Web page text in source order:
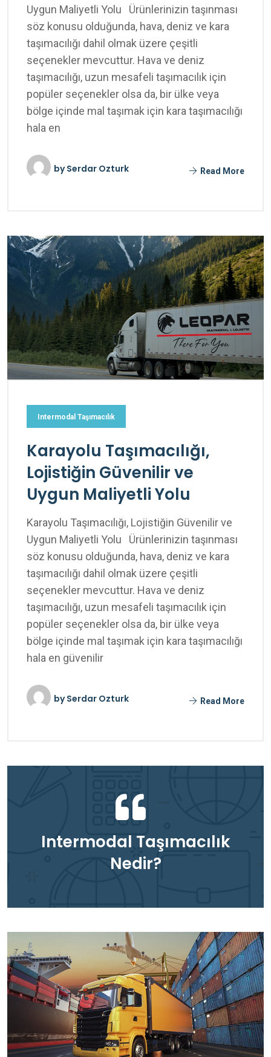
Uygun Maliyetli Yolu Ürünlerinizin taşınması
söz konusu olduğunda, hava, deniz ve kara
taşımacılığı dahil olmak üzere çeşitli
seçenekler mevcuttur. Hava ve deniz
taşımacılığı, uzun mesafeli taşımacılık için
popüler seçenekler olsa da, bir ülke veya
bölge içinde mal taşımak için kara taşımacılığı
hala en
bySerdar Ozturk Read More
Intermodal Taşımacılık
Karayolu Taşımacılığı,
Lojistiğin Güvenilir ve
Uygun Maliyetli Yolu
Karayolu Taşımacılığı, Lojistiğin Güvenilir ve
Uygun Maliyetli Yolu Ürünlerinizin taşınması
söz konusu olduğunda, hava, deniz ve kara
taşımacılığı dahil olmak üzere çeşitli
seçenekler mevcuttur. Hava ve deniz
taşımacılığı, uzun mesafeli taşımacılık için
popüler seçenekler olsa da, bir ülke veya
bölge içinde mal taşımak için kara taşımacılığı
hala en güvenilir
bySerdar Ozturk Read More
Intermodal Taşımacılık
Nedir?